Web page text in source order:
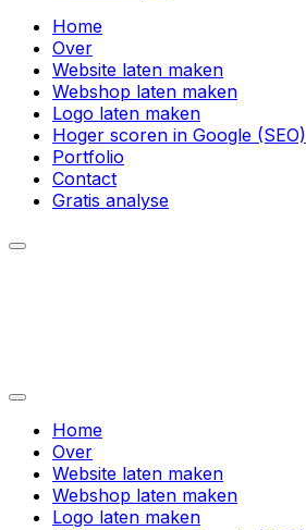
Home
Over
Website laten maken
Webshop laten maken
Logo laten maken
Hoger scoren in Google (SEO)
Portfolio
Contact
Gratis analyse
Home
Over
Website laten maken
Webshop laten maken
Logo laten maken